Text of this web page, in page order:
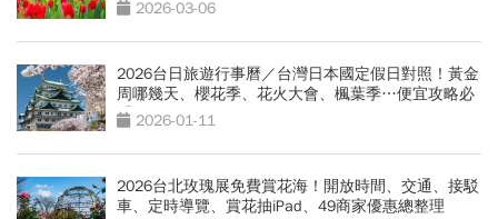
2026-03-06
2026台日旅遊行事曆／台灣日本國定假日對照！黃金
周哪幾天、櫻花季、花火大會、楓葉季…便宜攻略必
看 2026-01-11
2026台北玫瑰展免費賞花海！開放時間、交通、接駁
車、定時導覽、賞花抽iPad、49商家優惠總整理